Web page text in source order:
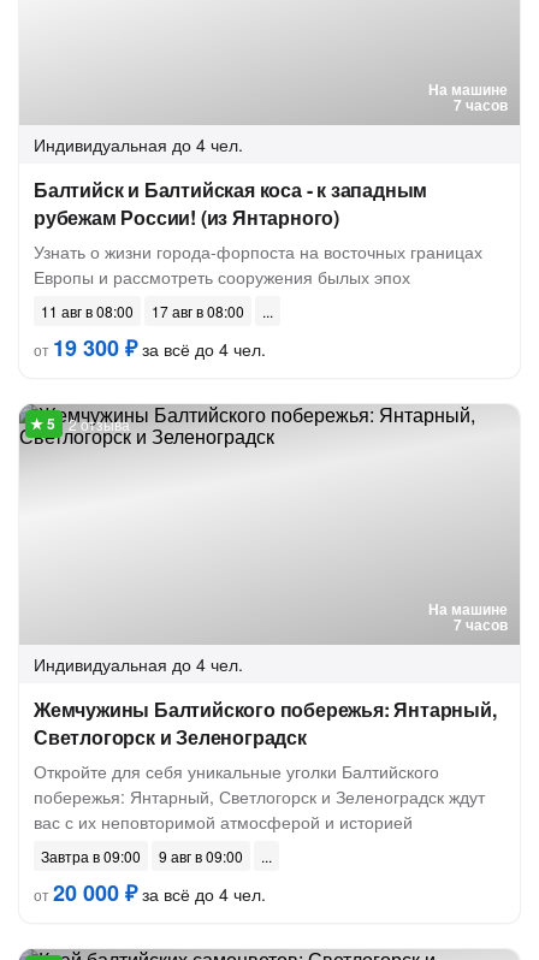
На машине
7 часов
Индивидуальная до 4 чел.
Балтийск и Балтийская коса - к западным
рубежам России! (из Янтарного)
Узнать о жизни города-форпоста на восточных границах
Европы и рассмотреть сооружения былых эпох
11 авг в 08:00
17 авг в 08:00
от 19 300 ₽за всё до 4 чел.
На машине
7 часов
2 отзыва
Индивидуальная до 4 чел.
Жемчужины Балтийского побережья: Янтарный,
Светлогорск и Зеленоградск
Откройте для себя уникальные уголки Балтийского
побережья: Янтарный, Светлогорск и Зеленоградск ждут
вас с их неповторимой атмосферой и историей
Завтра в 09:00
9 авг в 09:00
от20 000 ₽за всё до 4 чел.